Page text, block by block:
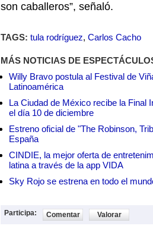
son caballeros”, señaló.
TAGS: tula rodríguez, Carlos Cacho
MÁS NOTICIAS DE
Willy Bravo postula al Festival de
Latinoamérica
La Ciudad de México recibe la Final
el día 10 de diciembre
Estreno oficial de "The Robinson,
España
CINDIE, la mejor oferta de
latina a través de la app VIDA
Sky Rojo se estrena en todo el
Participa: Comentar Valorar